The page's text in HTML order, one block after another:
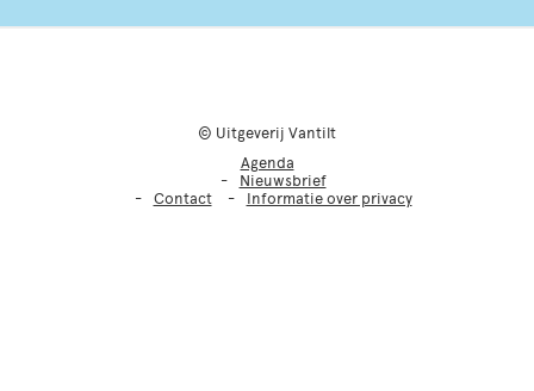
© Uitgeverij Vantilt
Agenda
Nieuwsbrief
Contact
Informatie over privacy